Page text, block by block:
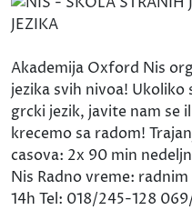
Akademija Oxford Nis
jezika svih nivoa!
grcki jezik, javite nam se
krecemo sa radom!
casova: 2x 90 min
Nis Radno vreme:
14h Tel: 018/245-128